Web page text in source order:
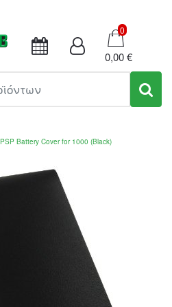
Καλάθι
0
0,00 €
PSP Battery Cover for 1000 (Black)